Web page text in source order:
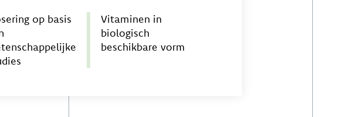
op basis
Vitaminen in
biologisch
beschikbare vorm